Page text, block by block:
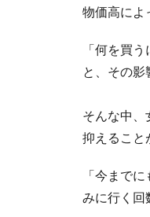
物価高によ
「何を買
と、その影
そんな中、
抑えること
「今まで
みに行く回